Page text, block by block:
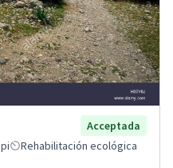
Acceptada
Rehabilitación ecológica